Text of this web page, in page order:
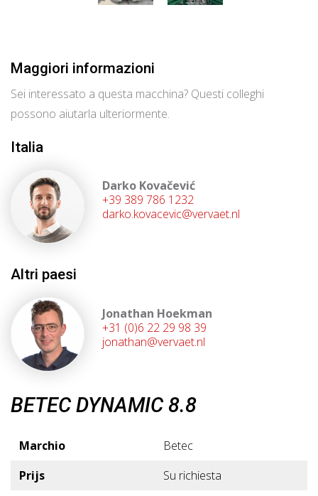
Maggiori informazioni
Sei interessato a questa macchina? Questi colleghi
possono aiutarla ulteriormente.
Italia
Darko Kovačević
+39 389 786 1232
darko.kovacevic@vervaet.nl
Altri paesi
Jonathan Hoekman
+31 (0)6 22 29 98 39
jonathan@vervaet.nl
BETEC DYNAMIC 8.8
Marchio
Betec
Prijs
Su richiesta